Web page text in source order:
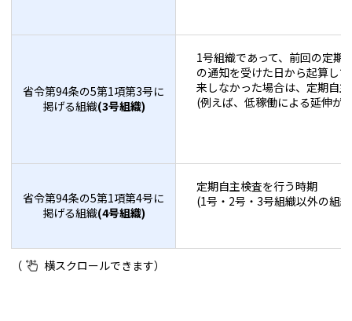
省令第94条の5第1項第3号に
掲げる組織(3号組織)
1号組織であって、前回の定期
の通知を受けた日から起算し
来しなかった場合は、定期自
(例えば、低稼働による延伸が
省令第94条の5第1項第4号に
掲げる組織(4号組織)
定期自主検査を行う時期
(1号・2号・3号組織以外の組